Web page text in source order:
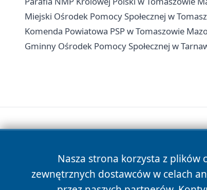
Miejski Ośrodek Pomocy Społecznej w
Komenda Powiatowa PSP w Tomaszowie
Gminny Ośrodek Pomocy Społecznej w
Nasza strona korzysta z plików
zewnętrznych dostawców w celach